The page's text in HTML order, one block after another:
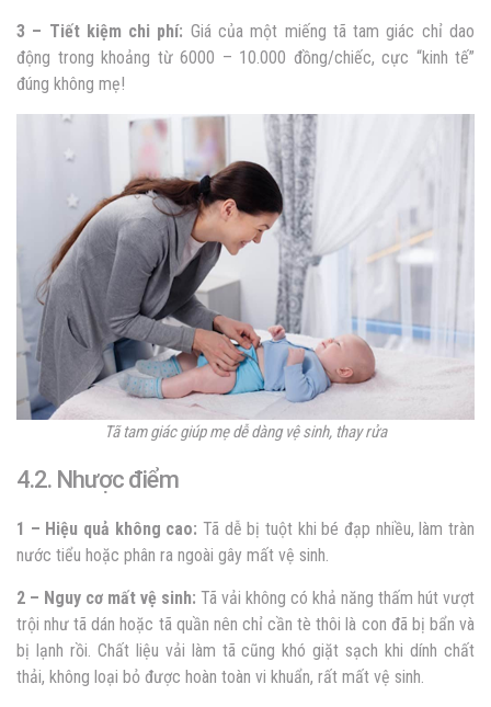
3 – Tiết kiệm chi phí: Giá của một miếng tã tam giác chỉ dao
động trong khoảng từ 6000 – 10.000 đồng/chiếc, cực “kinh tế”
đúng không mẹ!
Tã tam giác giúp mẹ dễ dàng vệ sinh, thay rửa
4.2. Nhược điểm
1 – Hiệu quả không cao: Tã dễ bị tuột khi bé đạp nhiều, làm tràn
nước tiểu hoặc phân ra ngoài gây mất vệ sinh.
2 – Nguy cơ mất vệ sinh: Tã vải không có khả năng thấm hút vượt
trội như tã dán hoặc tã quần nên chỉ cần tè thôi là con đã bị bẩn và
bị lạnh rồi. Chất liệu vải làm tã cũng khó giặt sạch khi dính chất
thải, không loại bỏ được hoàn toàn vi khuẩn, rất mất vệ sinh.